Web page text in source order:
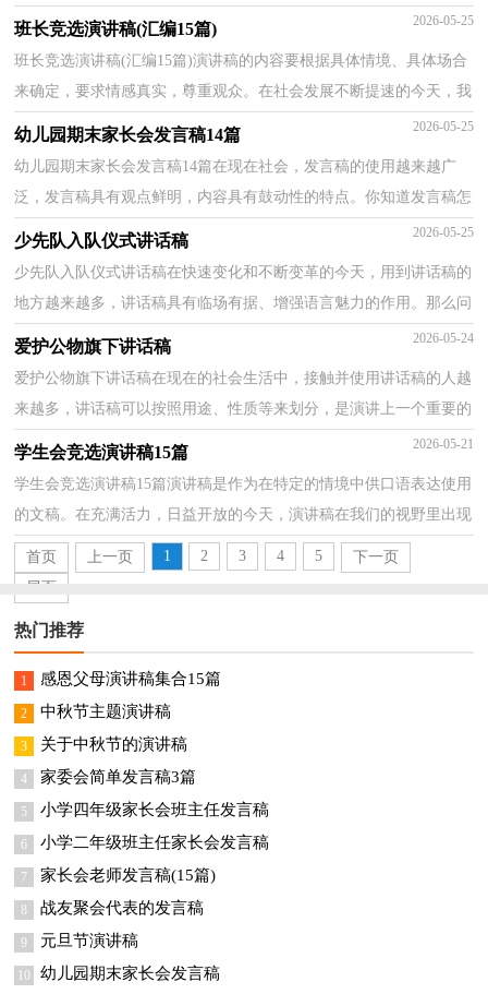
当的发言稿呢？以下是小编帮大家整理的幼儿园期末家...
班长竞选演讲稿(汇编15篇) 2026-05-25
班长竞选演讲稿(汇编15篇)演讲稿的内容要根据具体情境、具体场合
来确定，要求情感真实，尊重观众。在社会发展不断提速的今天，我
们使用上演讲稿的情况与日俱增，写起演讲稿来就毫无...
幼儿园期末家长会发言稿14篇 2026-05-25
幼儿园期末家长会发言稿14篇在现在社会，发言稿的使用越来越广
泛，发言稿具有观点鲜明，内容具有鼓动性的特点。你知道发言稿怎
样写才规范吗？下面是小编收集整理的幼儿园期末家长会...
少先队入队仪式讲话稿 2026-05-25
少先队入队仪式讲话稿在快速变化和不断变革的今天，用到讲话稿的
地方越来越多，讲话稿具有临场有据、增强语言魅力的作用。那么问
题来了，到底应如何写好一份讲话稿呢？以下是小编为...
爱护公物旗下讲话稿 2026-05-24
爱护公物旗下讲话稿在现在的社会生活中，接触并使用讲话稿的人越
来越多，讲话稿可以按照用途、性质等来划分，是演讲上一个重要的
准备工作。那么你有了解过讲话稿吗？下面是小编精心...
学生会竞选演讲稿15篇 2026-05-21
学生会竞选演讲稿15篇演讲稿是作为在特定的情境中供口语表达使用
的文稿。在充满活力，日益开放的今天，演讲稿在我们的视野里出现
的频率越来越高，演讲稿的注意事项有许多，你确定会...
首页 上一页 1 2 3 4 5
下一页
尾页
热门推荐
1 感恩父母演讲稿集合15篇
2 中秋节主题演讲稿
3 关于中秋节的演讲稿
4 家委会简单发言稿3篇
5 小学四年级家长会班主任发言稿
6 小学二年级班主任家长会发言稿
7 家长会老师发言稿(15篇)
8 战友聚会代表的发言稿
9 元旦节演讲稿
10 幼儿园期末家长会发言稿